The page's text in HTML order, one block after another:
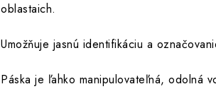
oblastaich.
Umožňuje jasnú identifikáciu a
Páska je ľahko manipulovateľná, odolná